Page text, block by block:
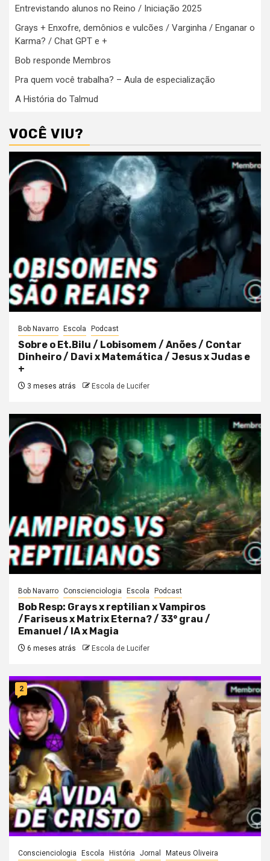
Entrevistando alunos no Reino / Iniciação 2025
Grays + Enxofre, demônios e vulcões / Varginha / Enganar o
Karma? / Chat GPT e +
Bob responde Membros
Pra quem você trabalha? – Aula de especialização
A História do Talmud
VOCÊ VIU?
Bob Navarro Escola Podcast
Sobre o Et.Bilu / Lobisomem / Anões / Contar
Dinheiro / Davi x Matemática / Jesus x Judas e
+
3 meses atrás Escola de Lucifer
Bob Navarro Conscienciologia Escola Podcast
Bob Resp: Grays x reptilian x Vampiros
/Fariseus x Matrix Eterna? / 33° grau /
Emanuel / IA x Magia
6 meses atrás Escola de Lucifer
2
Conscienciologia Escola História Jornal
Mateus Oliveira